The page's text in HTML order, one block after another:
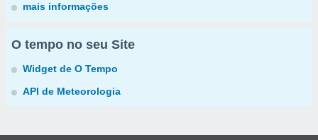
mais informações
O tempo no seu Site
Widget de O Tempo
API de Meteorologia